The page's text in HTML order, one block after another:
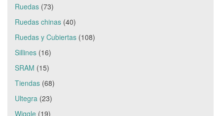
Ruedas (73)
Ruedas chinas (40)
Ruedas y Cubiertas (108)
Sillines (16)
SRAM (15)
Tiendas (68)
Ultegra (23)
Wiggle (19)